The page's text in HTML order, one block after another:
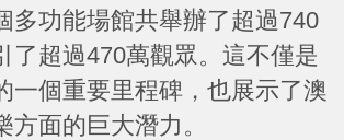
多功能場館共舉辦了超過740
了超過470萬觀眾。這不僅是
一個重要里程碑，也展示了澳
方面的巨大潛力。